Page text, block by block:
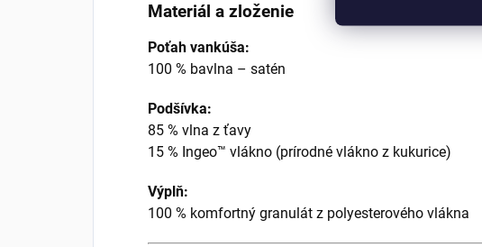
Materiál a zloženie
Poťah vankúša:
100 % bavlna – satén
Podšívka:
85 % vlna z ťavy
15 % Ingeo™ vlákno (prírodné vlákno z kukurice)
Výplň:
100 % komfortný granulát z polyesterového vlákna